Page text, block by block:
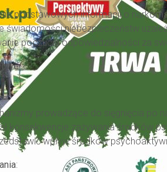
podstawowych informacji o
świadomości niebezpieczeństw
poczucia odpowiedzialności za
prowadzące do sięgnięcia po
konsekwencje zażywania środków
wpływ środków
: